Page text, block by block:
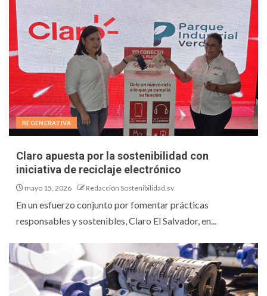
REGENERATIVA
Claro apuesta por la sostenibilidad con
iniciativa de reciclaje electrónico
mayo 15, 2026 Redacción Sostenibilidad.sv
En un esfuerzo conjunto por fomentar prácticas
responsables y sostenibles, Claro El Salvador, en...